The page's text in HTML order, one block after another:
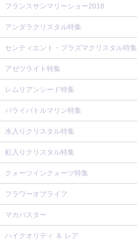
フランスサンマリーショー2018
アンダラクリスタル特集
センティエント・プラズマクリスタル特集
アゼツライト特集
レムリアンシード特集
パライバトルマリン特集
水入りクリスタル特集
虹入りクリスタル特集
クォーツインクォーツ特集
フラワーオブライフ
マカバスター
ハイクオリティ ＆ レア